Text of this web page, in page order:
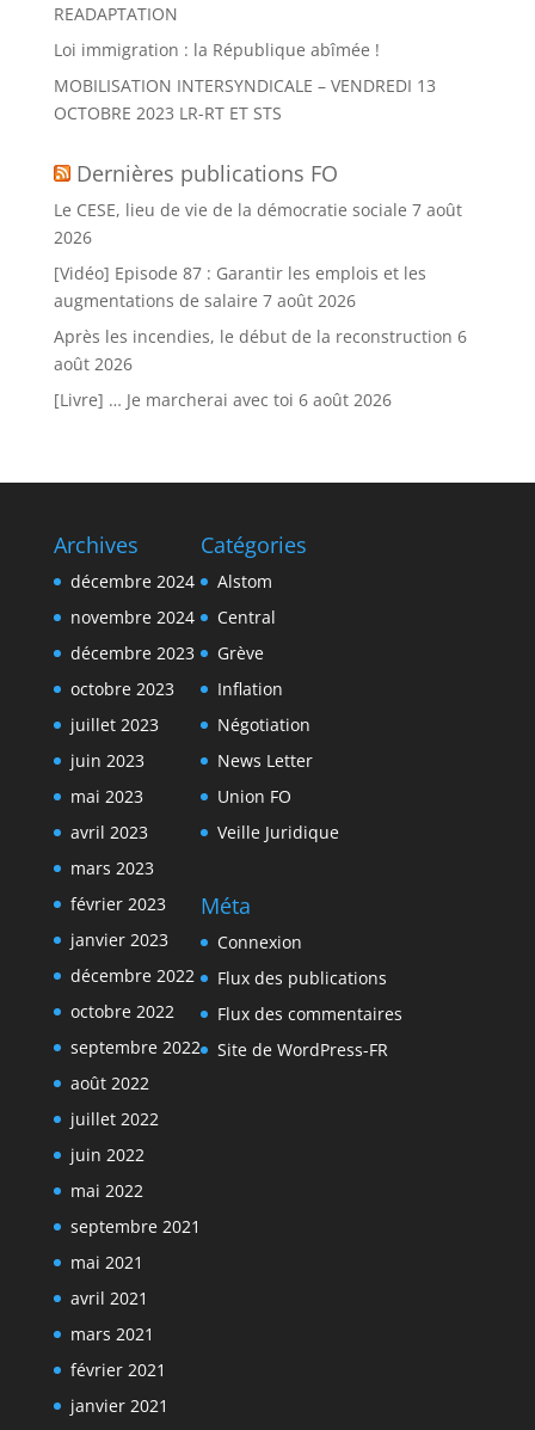
READAPTATION
Loi immigration : la République abîmée !
MOBILISATION INTERSYNDICALE – VENDREDI 13
OCTOBRE 2023 LR-RT ET STS
Dernières publications FO
Le CESE, lieu de vie de la démocratie sociale 7 août
2026
[Vidéo] Episode 87 : Garantir les emplois et les
augmentations de salaire 7 août 2026
Après les incendies, le début de la reconstruction 6
août 2026
[Livre] … Je marcherai avec toi 6 août 2026
Archives
décembre 2024
novembre 2024
décembre 2023
octobre 2023
juillet 2023
juin 2023
mai 2023
avril 2023
mars 2023
février 2023
janvier 2023
décembre 2022
octobre 2022
septembre 2022
août 2022
juillet 2022
juin 2022
mai 2022
septembre 2021
mai 2021
avril 2021
mars 2021
février 2021
janvier 2021
Catégories
Alstom
Central
Grève
Inflation
Négotiation
News Letter
Union FO
Veille Juridique
Méta
Connexion
Flux des publications
Flux des commentaires
Site de WordPress-FR